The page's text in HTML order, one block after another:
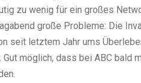
zu wenig für ein großes
große Probleme: Die
seit letztem Jahr ums
möglich, dass bei ABC bald